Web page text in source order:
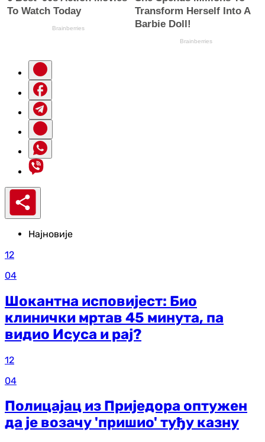
Најновије
12
04
Шокантна исповијест: Био
клинички мртав 45 минута, па
видио Исуса и рај?
12
04
Полицајац из Приједора оптужен
да је возачу 'пришио' туђу казну